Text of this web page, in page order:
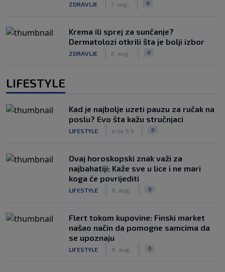
ZDRAVLJE 7. aug. 0
Krema ili sprej za sunčanje?
Dermatolozi otkrili šta je bolji izbor
ZDRAVLJE 6. aug. 0
LIFESTYLE
Kad je najbolje uzeti pauzu za ručak na
poslu? Evo šta kažu stručnjaci
LIFESTYLE prije 6 h 0
Ovaj horoskopski znak važi za
najbahatiji: Kaže sve u lice i ne mari
koga će povrijediti
LIFESTYLE 8. aug. 0
Flert tokom kupovine: Finski market
našao način da pomogne samcima da
se upoznaju
LIFESTYLE 8. aug. 0